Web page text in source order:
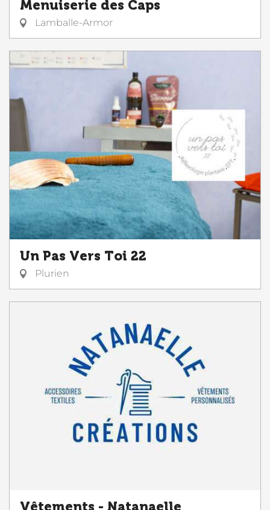
Menuiserie des Caps
Lamballe-Armor
Un Pas Vers Toi 22
Plurien